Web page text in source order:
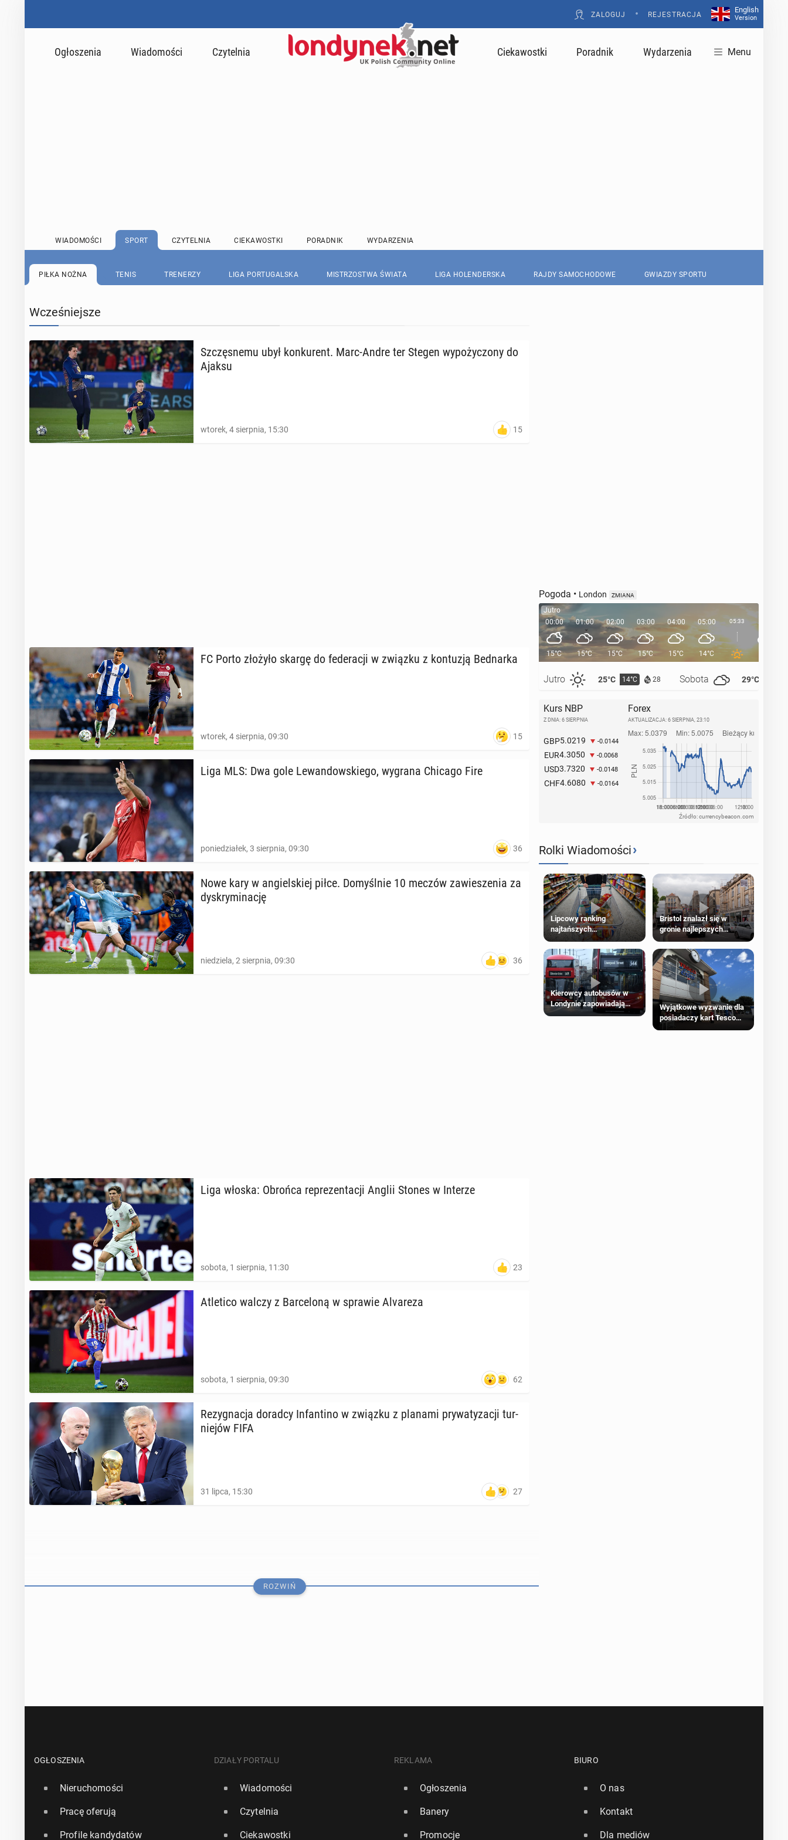
ZALOGUJ • REJESTRACJA
English
Version
Ogłoszenia Wiadomości Czytelnia Ciekawostki Poradnik Wydarzenia Menu
WIADOMOŚCI SPORT CZYTELNIA CIEKAWOSTKI PORADNIK WYDARZENIA
PIŁKA NOŻNA TENIS TRENERZY LIGA PORTUGALSKA MISTRZOSTWA ŚWIATA LIGA HOLENDERSKA RAJDY SAMOCHODOWE GWIAZDY SPORTU
Wcześniejsze
Szczę­sne­mu ubył kon­ku­rent. Marc-Andre ter Stegen wy­po­ży­czo­ny do
Ajaksu
wtorek, 4 sierpnia, 15:30 15
FC Porto złożyło skargę do fe­de­ra­cji w związku z kon­tu­zją Bed­nar­ka
wtorek, 4 sierpnia, 09:30 15
Liga MLS: Dwa gole Le­wan­dow­skie­go, wygrana Chicago Fire
poniedziałek, 3 sierpnia, 09:30 36
Nowe kary w an­giel­skiej piłce. Do­myśl­nie 10 meczów za­wie­sze­nia za
dys­kry­mi­na­cję
niedziela, 2 sierpnia, 09:30 36
Liga włoska: Obrońca re­pre­zen­ta­cji Anglii Stones w Interze
sobota, 1 sierpnia, 11:30 23
Atle­ti­co walczy z Bar­ce­lo­ną w sprawie Alva­re­za
sobota, 1 sierpnia, 09:30 62
Re­zy­gna­cja doradcy In­fan­ti­no w związku z planami pry­wa­ty­za­cji tur­
nie­jów FIFA
31 lipca, 15:30 27
Liga MLS: Messi wrócił do tre­nin­gów z Interem Miami
ROZWIŃ
Pogoda • London ZMIANA
Jutro
00:00
15°C
Jutro 25°C 14°C 28 Sobota 29°C
01:00
15°C
02:00
15°C
03:00
15°C
04:00
15°C
05:00
14°C
05:33 06:00
Kurs NBP
Z DNIA: 6 SIERPNIA
GBP5.0219 -0.0144
EUR4.3050 -0.0068
USD3.7320 -0.0148
CHF4.6080 -0.0164
Forex
AKTUALIZACJA: 6 SIERPNIA, 23:10
Źródło: currencybeacon.com
Rolki Wiadomości›
Lipcowy ranking
najtańszych
supermarketów
Bristol znalazł się w
gronie najlepszych
kierunków podróży na
świecie
Kierowcy autobusów w
Londynie zapowiadają
strajki
Wyjątkowe wyzwanie dla
posiadaczy kart Tesco
Clubcard!
OGŁOSZENIA
Nieruchomości
Pracę oferują
Profile kandydatów
DZIAŁY PORTALU
Wiadomości
Czytelnia
Ciekawostki
REKLAMA
Ogłoszenia
Banery
Promocje
BIURO
O nas
Kontakt
Dla mediów